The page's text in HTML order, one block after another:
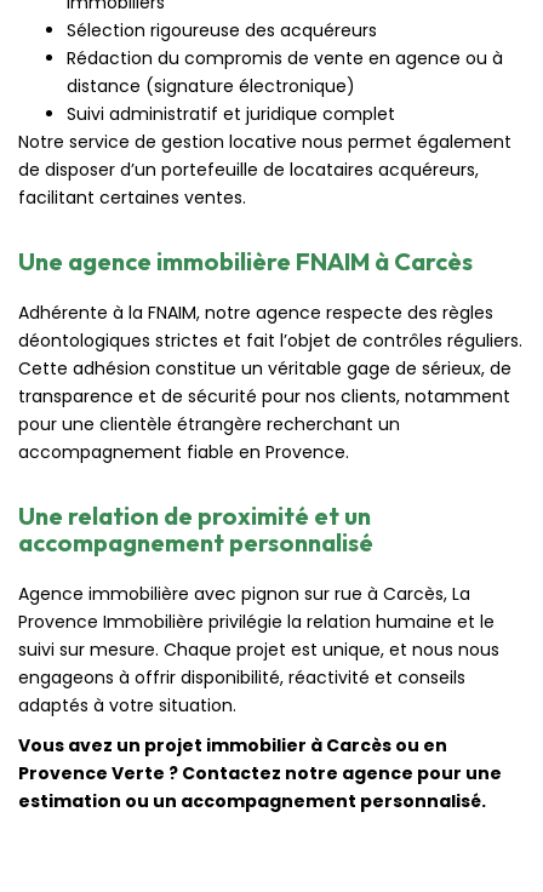
Sélection rigoureuse des acquéreurs
Rédaction du compromis de vente en agence ou à
distance (signature électronique)
Suivi administratif et juridique complet
Notre service de gestion locative nous permet également
de disposer d’un portefeuille de locataires acquéreurs,
facilitant certaines ventes.
Une agence immobilière FNAIM à Carcès
Adhérente à la FNAIM, notre agence respecte des règles
déontologiques strictes et fait l’objet de contrôles réguliers.
Cette adhésion constitue un véritable gage de sérieux, de
transparence et de sécurité pour nos clients, notamment
pour une clientèle étrangère recherchant un
accompagnement fiable en Provence.
Une relation de proximité et un
accompagnement personnalisé
Agence immobilière avec pignon sur rue à Carcès, La
Provence Immobilière privilégie la relation humaine et le
suivi sur mesure. Chaque projet est unique, et nous nous
engageons à offrir disponibilité, réactivité et conseils
adaptés à votre situation.
Vous avez un projet immobilier à Carcès ou en
Provence Verte ? Contactez notre agence pour une
estimation ou un accompagnement personnalisé.